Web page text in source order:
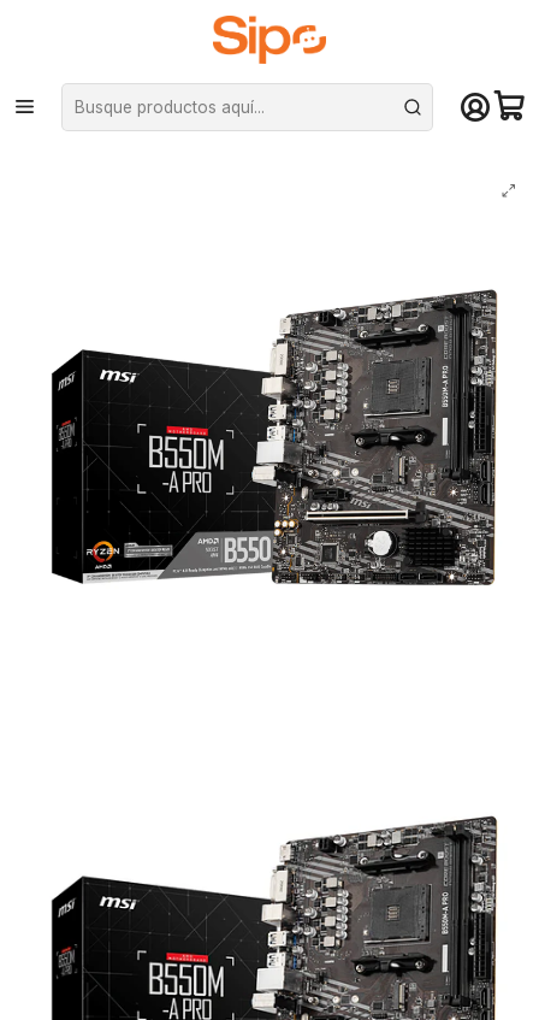
¡Compra hasta mediodía y recibe hoy! De lunes a sábado en el gran
Santiago. Envío gratis desde $29.990
Inicio Componentes PC Placas Madre AMD AM4
Placa Madre MSI B550M-A PRO, AM4, DDR4, M2, Micro-ATX